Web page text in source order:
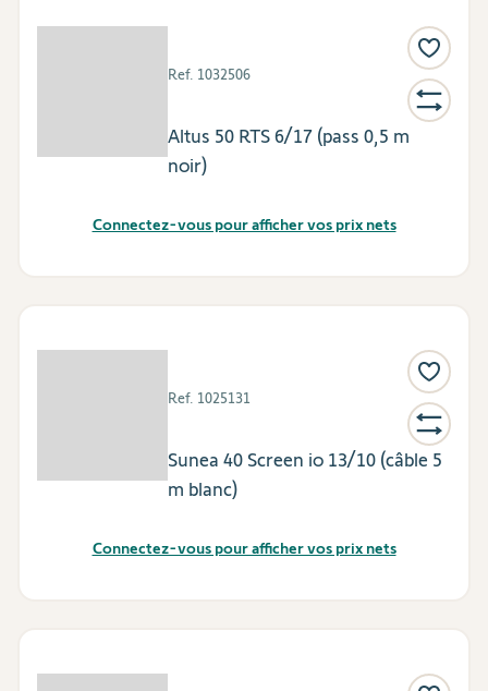
Ref. 1032506
Altus 50 RTS 6/17 (pass 0,5 m
noir)
Connectez-vous pour afficher vos prix nets
Ref. 1025131
Sunea 40 Screen io 13/10 (câble 5
m blanc)
Connectez-vous pour afficher vos prix nets